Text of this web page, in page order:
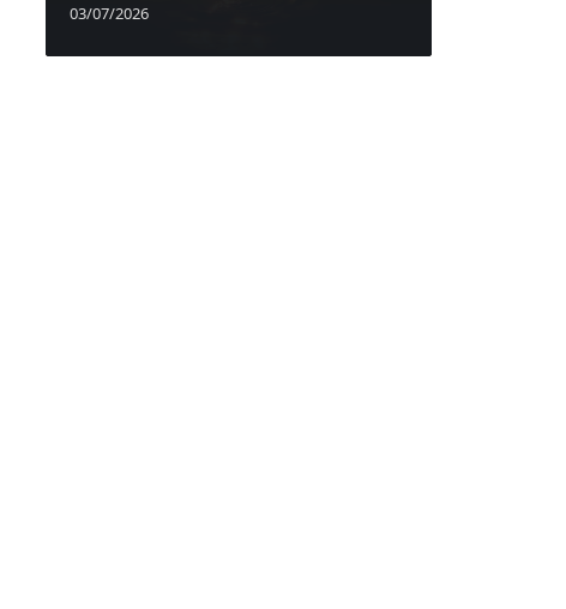
03/07/2026